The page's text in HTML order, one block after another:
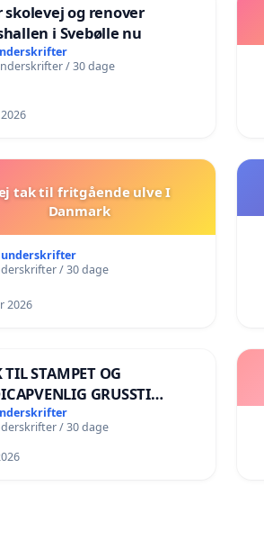
skolevej og renover
i Svebølle nu
/ 30 dage
tak til fritgående ulve I
Danmark
underskrifter
/ 30 dage
2026
TIL STAMPET OG
GRUSSTI
SØENS KANT! NEJ TIL
VÆK FRA SØEN
/ 30 dage